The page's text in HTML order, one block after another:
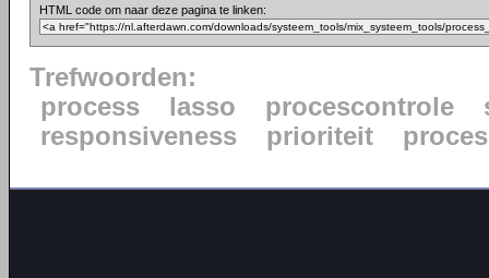
HTML code om naar deze pagina te linken:
Trefwoorden:
process
lasso procescontrole
responsiveness
prioriteit